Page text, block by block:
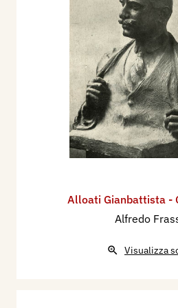
Alloati Gianbattista -
Alfredo
Visualizza